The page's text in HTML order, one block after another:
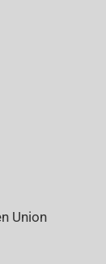
Union